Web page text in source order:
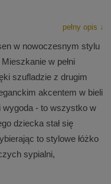
pełny opis ↓
w nowoczesnym stylu
w pełni
szufladzie z drugim
akcentem w bieli
wygoda - to wszystko w
dziecka stał się
to stylowe łóżko
sypialni,